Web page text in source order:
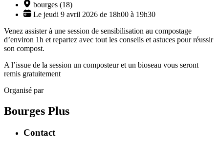
bourges (18)
Le jeudi 9 avril 2026 de 18h00 à 19h30
Venez assister à une session de sensibilisation au compostage
d’environ 1h et repartez avec tout les conseils et astuces pour réussir
son compost.
A l’issue de la session un composteur et un bioseau vous seront
remis gratuitement
Organisé par
Bourges Plus
Contact